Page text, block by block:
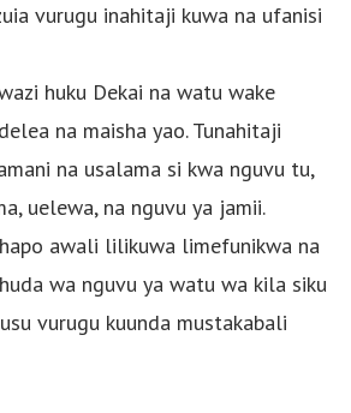
vurugu inahitaji kuwa na ufanisi
huku Dekai na watu wake
na maisha yao. Tunahitaji
na usalama si kwa nguvu tu,
uelewa, na nguvu ya jamii.
awali lilikuwa limefunikwa na
wa nguvu ya watu wa kila siku
vurugu kuunda mustakabali